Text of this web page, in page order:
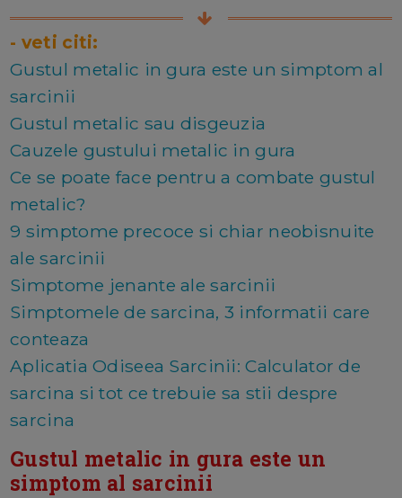
- veti citi:
Gustul metalic in gura este un simptom al
sarcinii
Gustul metalic sau disgeuzia
Cauzele gustului metalic in gura
Ce se poate face pentru a combate gustul
metalic?
9 simptome precoce si chiar neobisnuite
ale sarcinii
Simptome jenante ale sarcinii
Simptomele de sarcina, 3 informatii care
conteaza
Aplicatia Odiseea Sarcinii: Calculator de
sarcina si tot ce trebuie sa stii despre
sarcina
Gustul metalic in gura este un
simptom al sarcinii